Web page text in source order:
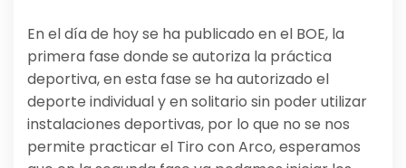
En el día de hoy se ha publicado en el BOE, la
primera fase donde se autoriza la práctica
deportiva, en esta fase se ha autorizado el
deporte individual y en solitario sin poder utilizar
instalaciones deportivas, por lo que no se nos
permite practicar el Tiro con Arco, esperamos